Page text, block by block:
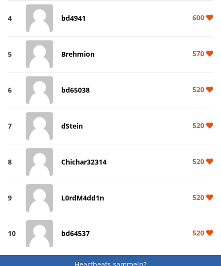
4 bd4941 600
5 Brehmion 570
6 bd65038 520
7 dStein 520
8 Chichar32314 520
9 L0rdM4dd1n 520
10 bd64537 520